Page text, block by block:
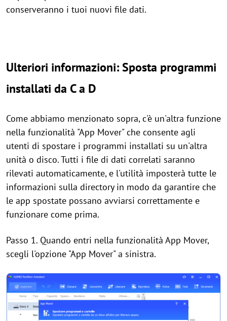
conserveranno i tuoi nuovi file dati.
Ulteriori informazioni: Sposta programmi
installati da C a D
Come abbiamo menzionato sopra, c'è un'altra funzione
nella funzionalità "App Mover" che consente agli
utenti di spostare i programmi installati su un'altra
unità o disco. Tutti i file di dati correlati saranno
rilevati automaticamente, e l'utilità imposterà tutte le
informazioni sulla directory in modo da garantire che
le app spostate possano avviarsi correttamente e
funzionare come prima.
Passo 1. Quando entri nella funzionalità App Mover,
scegli l'opzione "App Mover" a sinistra.